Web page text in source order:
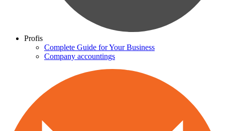
Profis
Complete Guide for Your Business
Company accountings